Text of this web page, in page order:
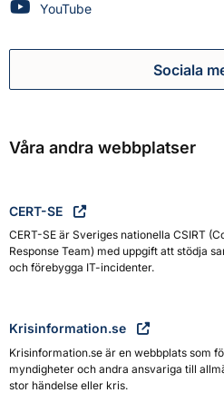
Myndigheten för civilt försvar
YouTube
Sociala
Våra andra webbplatser
CERT-SE
CERT-SE är Sveriges nationella CSIRT
Response Team) med uppgift att stödja
och förebygga IT-incidenter.
Krisinformation.se
Krisinformation.se är en webbplats som
myndigheter och andra ansvariga till
stor händelse eller kris.